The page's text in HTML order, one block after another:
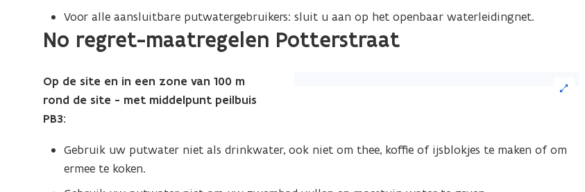
Voor alle aansluitbare putwatergebruikers: sluit u aan op het openbaar waterleidingnet.
No regret-maatregelen Potterstraat
voor
Op de site en in een zone van 100 m
rond de site - met middelpunt peilbuis
PB3:
Gebruik uw putwater niet als drinkwater, ook niet om thee, koffie of ijsblokjes te maken of om
ermee te koken.